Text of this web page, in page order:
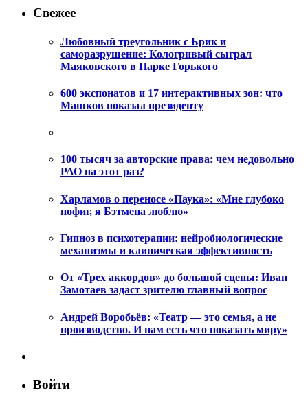
Свежее
Любовный треугольник с Брик и
саморазрушение: Кологривый сыграл
Маяковского в Парке Горького
600 экспонатов и 17 интерактивных зон: что
Машков показал президенту
100 тысяч за авторские права: чем недовольно
РАО на этот раз?
Харламов о переносе «Паука»: «Мне глубоко
пофиг, я Бэтмена люблю»
Гипноз в психотерапии: нейробиологические
механизмы и клиническая эффективность
От «Трех аккордов» до большой сцены: Иван
Замотаев задаст зрителю главный вопрос
Андрей Воробьёв: «Театр — это семья, а не
производство. И нам есть что показать миру»
Войти